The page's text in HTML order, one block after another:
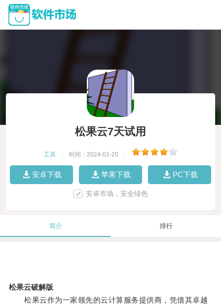
松果云7天试用
工具 时间：2024-01-20
安卓下载 苹果下载 PC下载
安卓市场，安全绿色
简介 排行
松果云破解版
松果云作为一家领先的云计算服务提供商，凭借其卓越